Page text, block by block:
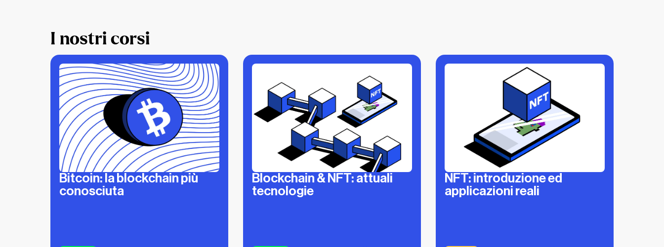
I nostri corsi
Bitcoin: la blockchain più
conosciuta
Blockchain & NFT: attuali
tecnologie
NFT: introduzione ed
applicazioni reali